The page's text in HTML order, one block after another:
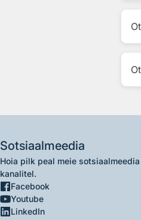
Sotsiaalmeedia
Hoia pilk peal meie sotsiaalmeedia
kanalitel.
Facebook
Youtube
LinkedIn